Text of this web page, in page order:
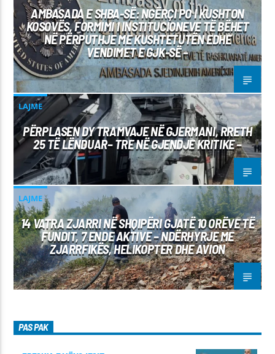
AMBASADA E SHBA-SË: NGËRÇI PO I KUSHTON
KOSOVËS, FORMIMI I INSTITUCIONEVE TË BËHET
NË PËRPUTHJE ME KUSHTETUTËN EDHE
VENDIMET E GJK-SË –
LAJME
PËRPLASEN DY TRAMVAJE NË GJERMANI, RRETH
25 TË LËNDUAR– TRE NË GJENDJE KRITIKE –
LAJME
14 VATRA ZJARRI NË SHQIPËRI GJATË 10 ORËVE TË
FUNDIT, 7 ENDE AKTIVE – NDËRHYRJE ME
ZJARRFIKËS, HELIKOPTER DHE AVION
PAS PAK